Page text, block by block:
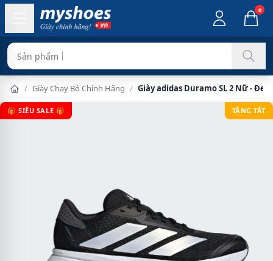
0
Sản phẩm chính hãng 100%
/ Giày Chạy Bộ Chính Hãng / Giày adidas Duramo SL 2 Nữ -
🎁 SIÊU SALE 🎁 TẶNG TẤT